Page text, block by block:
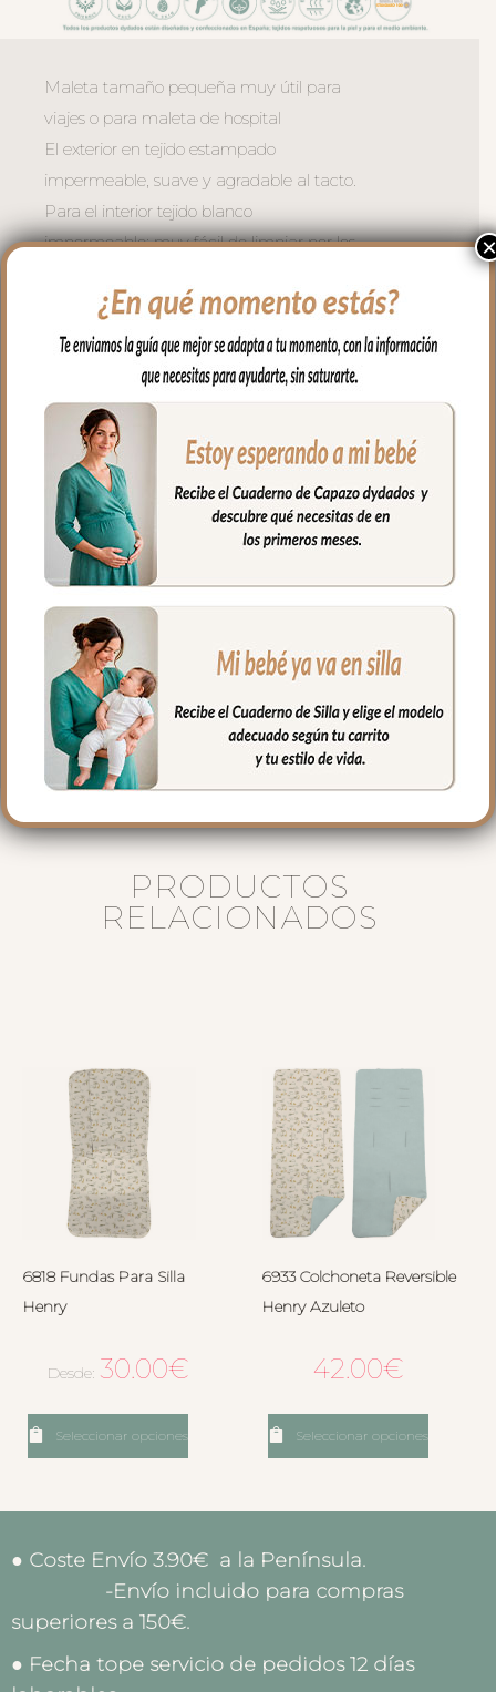
Maleta tamaño pequeña muy útil para
viajes o para maleta de hospital
El exterior en tejido estampado
impermeable, suave y agradable al tacto.
Para el interior tejido blanco
impermeable; muy fácil de limpiar por los
necesites puedes lavar en lavadora
siempre agua fría jabones no abrasivos y
tono del estampado.
Puedes llevar todas las cositas de tu bebé
bien organizadas y sujetas en el interior y
además cuenta con un bolsillo interior
con cremallera.
Ideal para llevar de la mano con sus asas
cortas o llevar al hombro con el asa largo.
Medidas:
47 cms Ancho
36 cms Ancho
12 cms de lomo
PRODUCTOS
RELACIONADOS
6818 Fundas Para Silla
Henry
Desde: 30.00€
Seleccionar opciones
6933 Colchoneta Reversible
Henry Azuleto
42.00€
Seleccionar opciones
● Coste Envío 3.90€ a la Península.
-Envío incluido para compras
superiores a 150€.
● Fecha tope servicio de pedidos 12 días
×